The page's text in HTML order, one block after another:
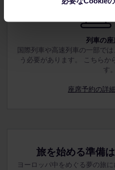
列車の
国際列車や高速列車の一部で
う必要があります。 こちらか
す。
座席予約の詳
旅を始める準備
ヨーロッパ中をめぐる夢の旅